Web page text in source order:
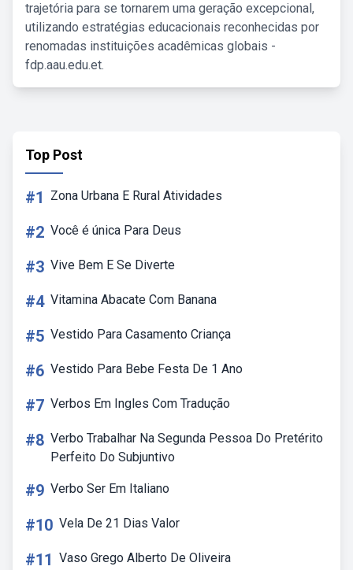
trajetória para se tornarem uma geração excepcional,
utilizando estratégias educacionais reconhecidas por
renomadas instituições acadêmicas globais -
fdp.aau.edu.et.
Top Post
#1 Zona Urbana E Rural Atividades
#2 Você é única Para Deus
#3 Vive Bem E Se Diverte
#4 Vitamina Abacate Com Banana
#5 Vestido Para Casamento Criança
#6 Vestido Para Bebe Festa De 1 Ano
#7 Verbos Em Ingles Com Tradução
#8 Verbo Trabalhar Na Segunda Pessoa Do Pretérito
Perfeito Do Subjuntivo
#9 Verbo Ser Em Italiano
#10 Vela De 21 Dias Valor
#11 Vaso Grego Alberto De Oliveira